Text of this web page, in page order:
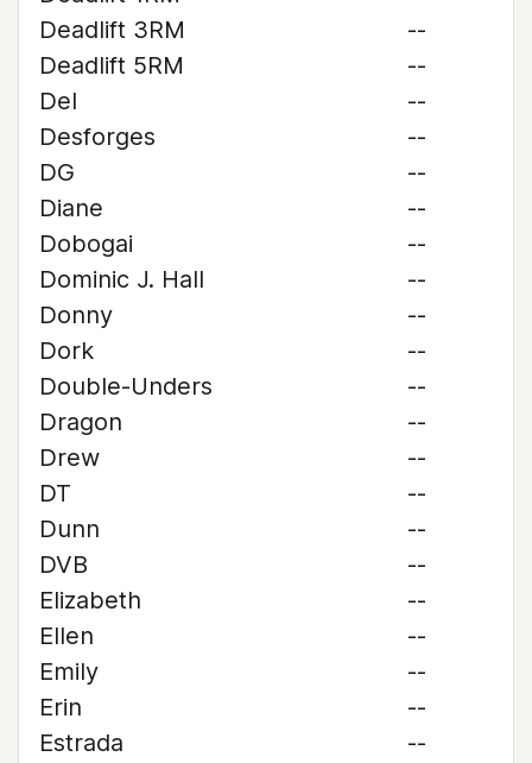
Deadlift 3RM
--
Deadlift 5RM
--
Del
--
Desforges
--
DG
--
Diane
--
Dobogai
--
Dominic J. Hall
--
Donny
--
Dork
--
Double-Unders
--
Dragon
--
Drew
--
DT
--
Dunn
--
DVB
--
Elizabeth
--
Ellen
--
Emily
--
Erin
--
Estrada
--